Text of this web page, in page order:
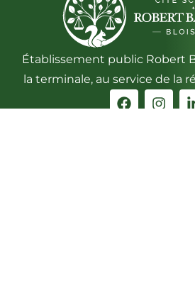
Établissement public Robert
la terminale, au service de la